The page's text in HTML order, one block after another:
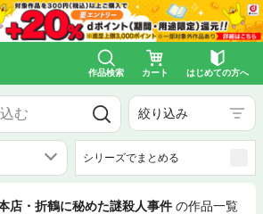
作品検索 カート はじめての方へ
絞り込み
シリーズでまとめる
店・折鶴に秘めた謎殺人事件 の作品一覧